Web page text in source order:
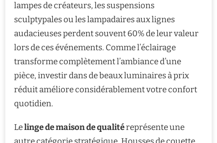
lampes de créateurs, les suspensions
sculptурales ou les lampadaires aux lignes
audacieuses perdent souvent 60% de leur valeur
lors de ces événements. Comme l’éclairage
transforme complètement l’ambiance d’une
pièce, investir dans de beaux luminaires à prix
réduit améliore considérablement votre confort
quotidien.
Lelinge de maison de qualitéreprésente une